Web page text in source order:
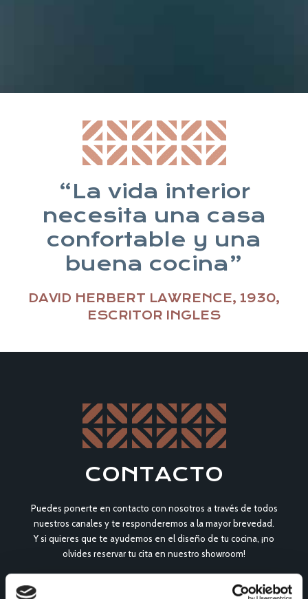
“La vida interior
necesita una casa
confortable y una
buena cocina”
DAVID HERBERT LAWRENCE, 1930,
ESCRITOR INGLES
CONTACTO
Puedes ponerte en contacto con nosotros a través de todos
nuestros canales y te responderemos a la mayor brevedad.
Y si quieres que te ayudemos en el diseño de tu cocina, ¡no
olvides reservar tu cita en nuestro showroom!